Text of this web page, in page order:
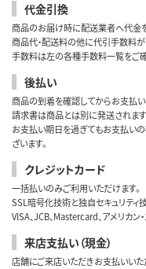
代金引換
商品のお届け時に配送業者へ代金
商品代・配送料の他に代引手数料が
手数料は左の各種手数料一覧をご確
後払い
商品の到着を確認してからお支払い
請求書は商品とは別に発送されま
お支払い期日を過ぎてもお支払い
ざいます。
クレジットカード
一括払いのみご利用いただけます。
SSL暗号化技術と独自セキュリティ
VISA、JCB、Mastercard、アメリカン
来店支払い（現金）
店舗にご来店いただきお支払いいた